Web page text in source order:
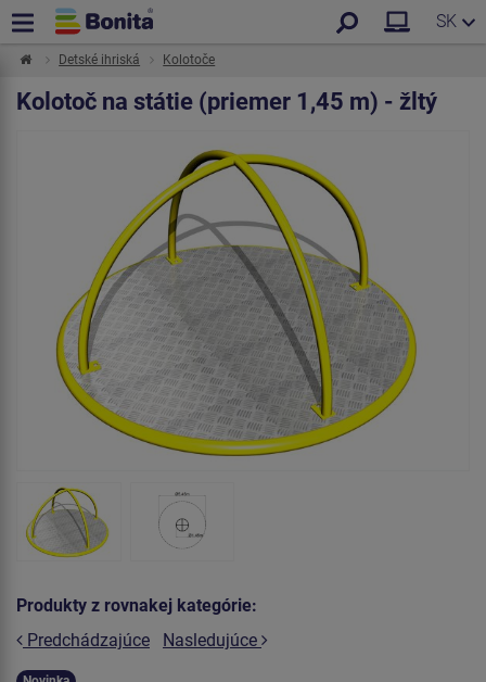
SK
Detské ihriská Kolotoče
Kolotoč na státie (priemer 1,45 m) - žltý
Produkty z rovnakej kategórie:
Predchádzajúce
Nasledujúce